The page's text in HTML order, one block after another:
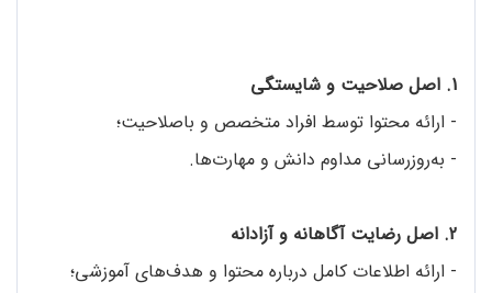
1. اصل صلاحیت و شایستگی
- ارائه محتوا توسط افراد متخصص و باصلاحیت؛
- به‌روزرسانی مداوم دانش و مهارت‌ها.
2. اصل رضایت آگاهانه و آزادانه
- ارائه اطلاعات کامل درباره محتوا و هدف‌های آموزشی؛